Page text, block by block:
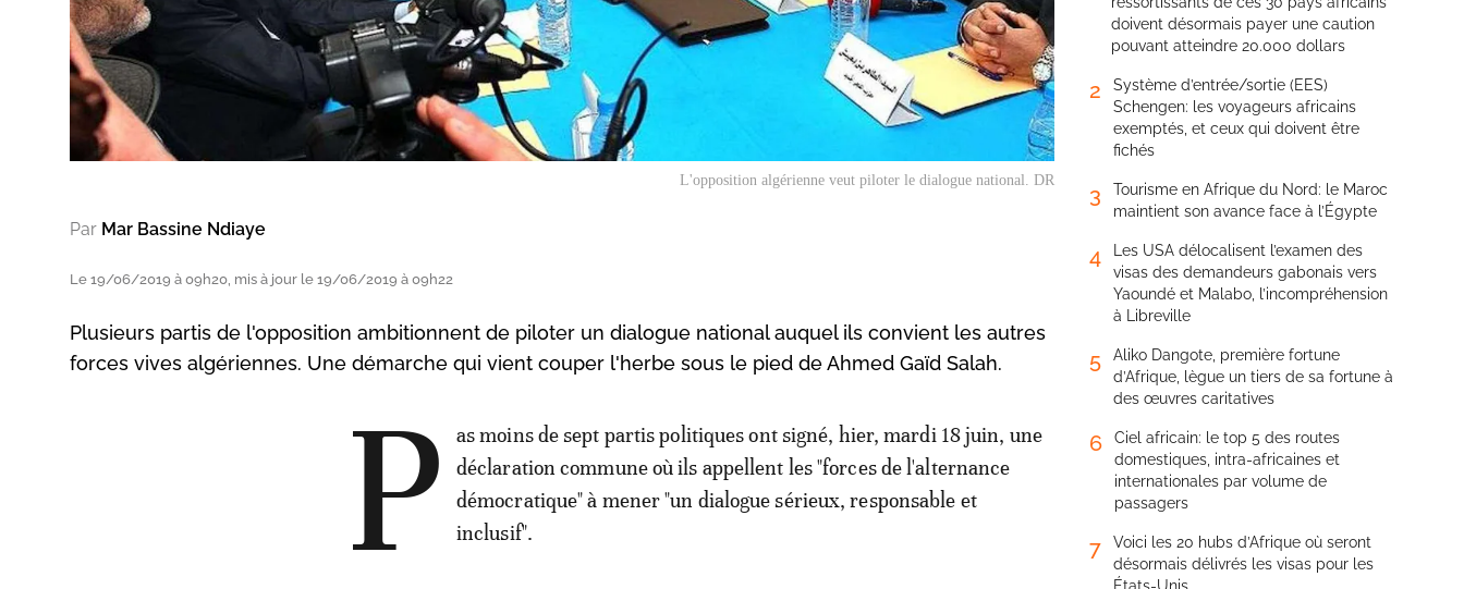
L'opposition algérienne veut piloter le dialogue national. DR
Par Mar Bassine Ndiaye
Le 19/06/2019 à 09h20, mis à jour le 19/06/2019 à 09h22
Plusieurs partis de l'opposition ambitionnent de piloter un dialogue national auquel ils convient les autres
forces vives algériennes. Une démarche qui vient couper l'herbe sous le pied de Ahmed Gaïd Salah.
P
as moins de sept partis politiques ont signé, hier, mardi 18 juin, une
déclaration commune où ils appellent les "forces de l'alternance
démocratique" à mener "un dialogue sérieux, responsable et
inclusif".
doivent désormais payer une caution
pouvant atteindre 20.000 dollars
2
Système d’entrée/sortie (EES)
Schengen: les voyageurs africains
exemptés, et ceux qui doivent être
fichés
3
Tourisme en Afrique du Nord: le Maroc
maintient son avance face à l’Égypte
4
Les USA délocalisent l’examen des
visas des demandeurs gabonais vers
Yaoundé et Malabo, l’incompréhension
à Libreville
5
Aliko Dangote, première fortune
d’Afrique, lègue un tiers de sa fortune à
des œuvres caritatives
6
Ciel africain: le top 5 des routes
domestiques, intra-africaines et
internationales par volume de
passagers
7
Voici les 20 hubs d’Afrique où seront
désormais délivrés les visas pour les